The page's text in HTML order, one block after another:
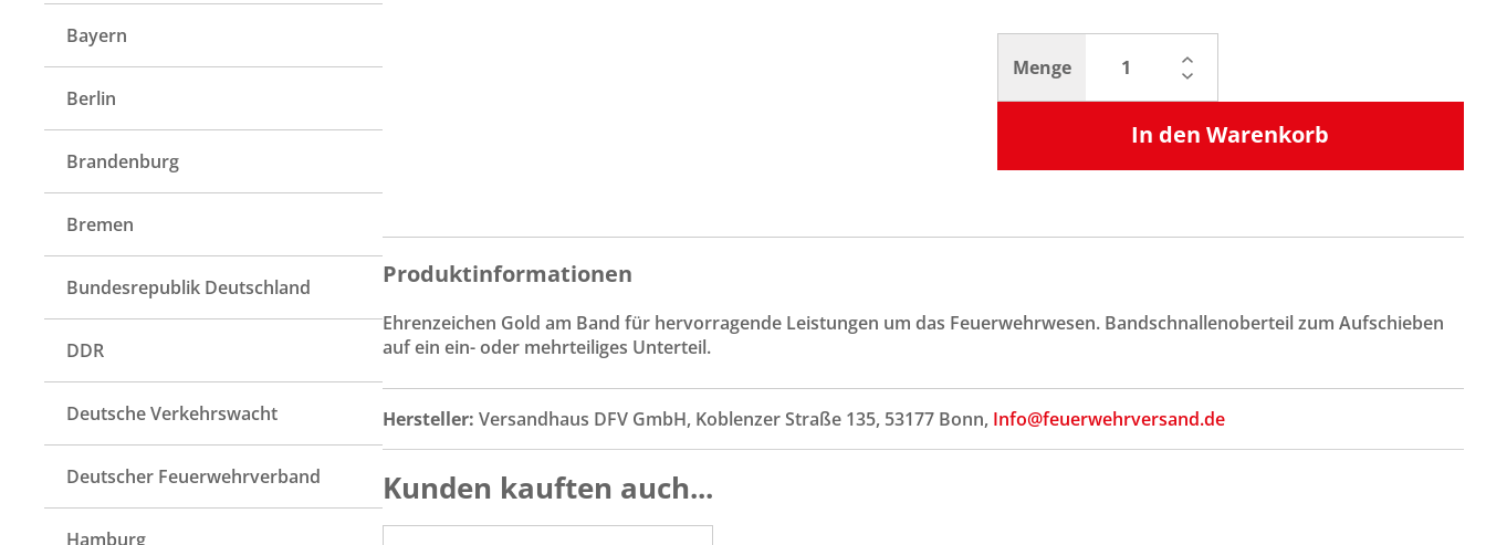
Bayern
Berlin
Brandenburg
Bremen
Bundesrepublik Deutschland
DDR
Deutsche Verkehrswacht
Deutscher Feuerwehrverband
Hamburg
Menge
In den Warenkorb
Produktinformationen
Ehrenzeichen Gold am Band für hervorragende Leistungen um das Feuerwehrwesen. Bandschnallenoberteil zum Aufschieben
auf ein ein- oder mehrteiliges Unterteil.
Hersteller: Versandhaus DFV GmbH, Koblenzer Straße 135, 53177 Bonn, Info@feuerwehrversand.de
Kunden kauften auch...